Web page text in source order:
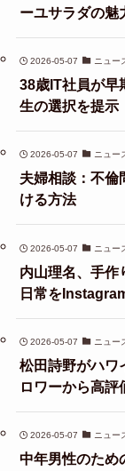
ーユサラダの魅
2026-05-07 ニュー
38歳IT社員が早
生の選択を提示
2026-05-07 ニュー
夫婦相談：不倫
ける方法
2026-05-07 ニュー
内山理名、手作
日常を
2026-05-07 ニュー
松田詩野がハワ
ロワーから高評
2026-05-07 ニュー
中年男性のため